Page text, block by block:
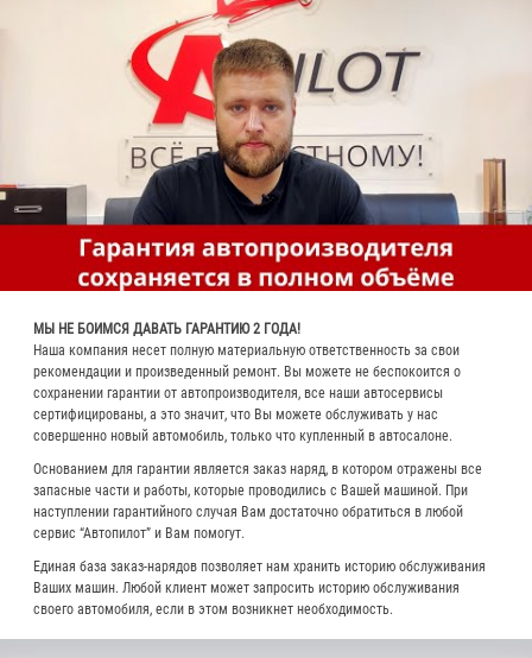
МЫ НЕ БОИМСЯ ДАВАТЬ ГАРАНТИЮ 2 ГОДА!
Наша компания несет полную материальную ответственность за свои
рекомендации и произведенный ремонт. Вы можете не беспокоится о
сохранении гарантии от автопроизводителя, все наши автосервисы
сертифицированы, а это значит, что Вы можете обслуживать у нас
совершенно новый автомобиль, только что купленный в автосалоне.
Основанием для гарантии является заказ наряд, в котором отражены все
запасные части и работы, которые проводились с Вашей машиной. При
наступлении гарантийного случая Вам достаточно обратиться в любой
сервис “Автопилот” и Вам помогут.
Единая база заказ-нарядов позволяет нам хранить историю обслуживания
Ваших машин. Любой клиент может запросить историю обслуживания
своего автомобиля, если в этом возникнет необходимость.